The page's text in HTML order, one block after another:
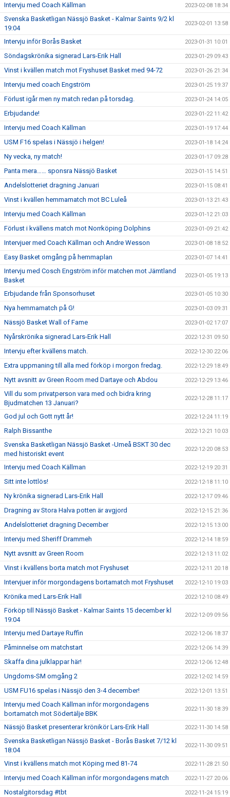
Intervju med Coach Källman 2023-02-08 18:34
Svenska Basketligan Nässjö Basket - Kalmar Saints 9/2 kl
19:04
2023-02-01 13:58
Intervju inför Borås Basket 2023-01-31 10:01
Söndagskrönika signerad Lars-Erik Hall 2023-01-29 09:43
Vinst i kvällen match mot Fryshuset Basket med 94-72 2023-01-26 21:34
Intervju med coach Engström 2023-01-25 19:37
Förlust igår men ny match redan på torsdag. 2023-01-24 14:05
Erbjudande! 2023-01-22 11:42
Intervju med Coach Källman 2023-01-19 17:44
USM F16 spelas i Nässjö i helgen! 2023-01-18 14:24
Ny vecka, ny match! 2023-01-17 09:28
Panta mera…… sponsra Nässjö Basket 2023-01-15 14:51
Andelslotteriet dragning Januari 2023-01-15 08:41
Vinst i kvällen hemmamatch mot BC Luleå 2023-01-13 21:43
Intervju med Coach Källman 2023-01-12 21:03
Förlust i kvällens match mot Norrköping Dolphins 2023-01-09 21:42
Intervjuer med Coach Källman och Andre Wesson 2023-01-08 18:52
Easy Basket omgång på hemmaplan 2023-01-07 14:41
Intervju med Cosch Engström inför matchen mot Jämtland
Basket
2023-01-05 19:13
Erbjudande från Sponsorhuset 2023-01-05 10:30
Nya hemmamatch på G! 2023-01-03 09:31
Nässjö Basket Wall of Fame 2023-01-02 17:07
Nyårskrönika signerad Lars-Erik Hall 2022-12-31 09:50
Intervju efter kvällens match. 2022-12-30 22:06
Extra uppmaning till alla med förköp i morgon fredag. 2022-12-29 18:49
Nytt avsnitt av Green Room med Dartaye och Abdou 2022-12-29 13:46
Vill du som privatperson vara med och bidra kring
Bjudmatchen 13 Januari?
2022-12-28 11:17
God jul och Gott nytt år! 2022-12-24 11:19
Ralph Bissanthe 2022-12-21 10:03
Svenska Basketligan Nässjö Basket -Umeå BSKT 30 dec
med historiskt event
2022-12-20 08:53
Intervju med Coach Källman 2022-12-19 20:31
Sitt inte lottlös! 2022-12-18 11:10
Ny krönika signerad Lars-Erik Hall 2022-12-17 09:46
Dragning av Stora Halva potten är avgjord 2022-12-15 21:36
Andelslotteriet dragning December 2022-12-15 13:00
Intervju med Sheriff Drammeh 2022-12-14 18:59
Nytt avsnitt av Green Room 2022-12-13 11:02
Vinst i kvällens borta match mot Fryshuset 2022-12-11 20:18
Intervjuer inför morgondagens bortamatch mot Fryshuset 2022-12-10 19:03
Krönika med Lars-Erik Hall 2022-12-10 08:49
Förköp till Nässjö Basket - Kalmar Saints 15 december kl
19:04
2022-12-09 09:56
Intervju med Dartaye Ruffin 2022-12-06 18:37
Påminnelse om matchstart 2022-12-06 14:39
Skaffa dina julklappar här! 2022-12-06 12:48
Ungdoms-SM omgång 2 2022-12-02 14:59
USM FU16 spelas i Nässjö den 3-4 december! 2022-12-01 13:51
Intervju med Coach Källman inför morgondagens
bortamatch mot Södertälje BBK
2022-11-30 18:39
Nässjö Basket presenterar krönikör Lars-Erik Hall 2022-11-30 14:58
Svenska Basketligan Nässjö Basket - Borås Basket 7/12 kl
18:04
2022-11-30 09:51
Vinst i kvällens match mot Köping med 81-74 2022-11-28 21:50
Intervju med Coach Källman inför morgondagens match 2022-11-27 20:06
Nostalgitorsdag #tbt 2022-11-24 15:19